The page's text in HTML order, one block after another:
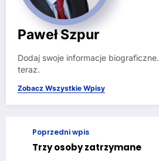
Paweł Szpur
Dodaj swoje informacje biograficzne.
teraz.
Zobacz Wszystkie Wpisy
Poprzedni wpis
Trzy osoby zatrzymane